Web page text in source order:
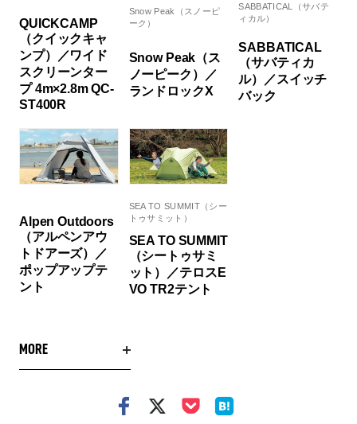
QUICKCAMP
（クイックキャ
ンプ）／ワイド
スクリーンター
プ 4m×2.8m QC-
ST400R
Snow Peak（スノーピ
ーク）
Snow Peak（ス
ノーピーク）／
ランドロックX
SABBATICAL（サバテ
ィカル）
SABBATICAL
（サバティカ
ル）／スイッチ
バック
Alpen Outdoors
（アルペンアウ
トドアーズ）／
ポップアップテ
ント
SEA TO SUMMIT（シー
トゥサミット）
SEA TO SUMMIT
（シートゥサミ
ット）／テロスE
VO TR2テント
MORE